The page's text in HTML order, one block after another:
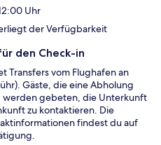
Uhr
der Verfügbarkeit
den Check-in
Transfers vom Flughafen an
Gäste, die eine Abholung
werden gebeten, die Unterkunft
zu kontaktieren. Die
findest du auf